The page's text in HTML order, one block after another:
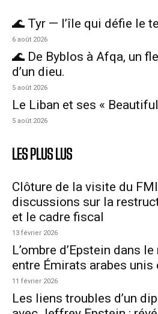
🌊 Tyr — l’île qui défie le
6 août 2026
🌊 De Byblos à Afqa, un
d’un dieu.
5 août 2026
Le Liban et ses «
5 août 2026
LES PLUS LUS
Clôture de la visite du
discussions sur la
et le cadre fiscal
13 février 2026
L’ombre d’Epstein dans
entre Émirats arabes unis
11 février 2026
Les liens troubles d’un